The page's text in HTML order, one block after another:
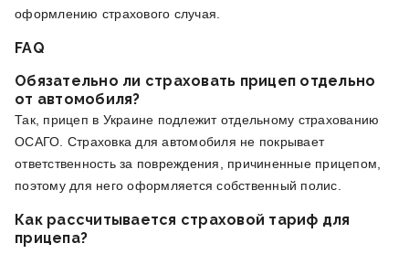
оформлению страхового случая.
FAQ
Обязательно ли страховать прицеп отдельно
от автомобиля?
Так, прицеп в Украине подлежит отдельному страхованию
ОСАГО. Страховка для автомобиля не покрывает
ответственность за повреждения, причиненные прицепом,
поэтому для него оформляется собственный полис.
Как рассчитывается страховой тариф для
прицепа?